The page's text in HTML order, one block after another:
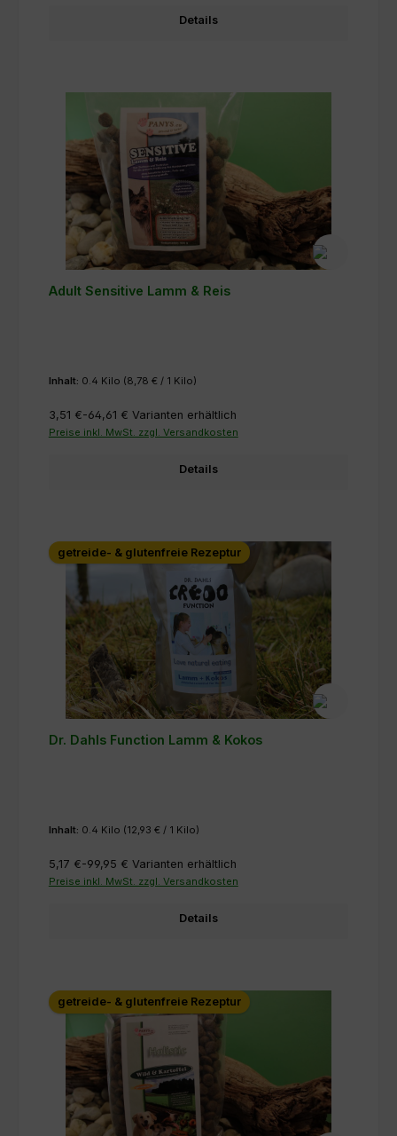
Details
Adult Sensitive Lamm & Reis
Inhalt: 0.4 Kilo (8,78 € / 1 Kilo)
3,51 €-64,61 € Varianten erhältlich
Preise inkl. MwSt. zzgl. Versandkosten
Details
getreide- & glutenfreie Rezeptur
Dr. Dahls Function Lamm & Kokos
Inhalt: 0.4 Kilo (12,93 € / 1 Kilo)
5,17 €-99,95 € Varianten erhältlich
Preise inkl. MwSt. zzgl. Versandkosten
Details
getreide- & glutenfreie Rezeptur